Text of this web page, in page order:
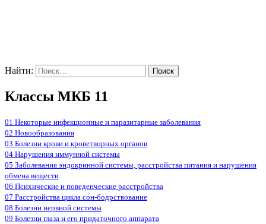
Найти:
Классы МКБ 11
01 Некоторые инфекционные и паразитарные заболевания
02 Новообразования
03 Болезни крови и кроветворных органов
04 Нарушения иммунной системы
05 Заболевания эндокринной системы, расстройства питания и нарушения
обмена веществ
06 Психические и поведенческие расстройства
07 Расстройства цикла сон-бодрствование
08 Болезни нервной системы
09 Болезни глаза и его придаточного аппарата